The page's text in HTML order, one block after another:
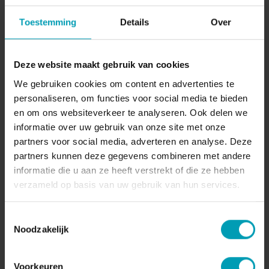
Toestemming Details Over
Deze website maakt gebruik van cookies
We gebruiken cookies om content en advertenties te
personaliseren, om functies voor social media te bieden
en om ons websiteverkeer te analyseren. Ook delen we
informatie over uw gebruik van onze site met onze
partners voor social media, adverteren en analyse. Deze
partners kunnen deze gegevens combineren met andere
informatie die u aan ze heeft verstrekt of die ze hebben
verzameld op basis van uw gebruik van hun services.
Noodzakelijk
Voorkeuren
Merk
GreenBion
Beschikbaar in
Europa
Volume
Offerte aanvragen
Wilt u direct een vrijblijvende offerte voor onze
producten ontvangen? Vraag direct een offerte